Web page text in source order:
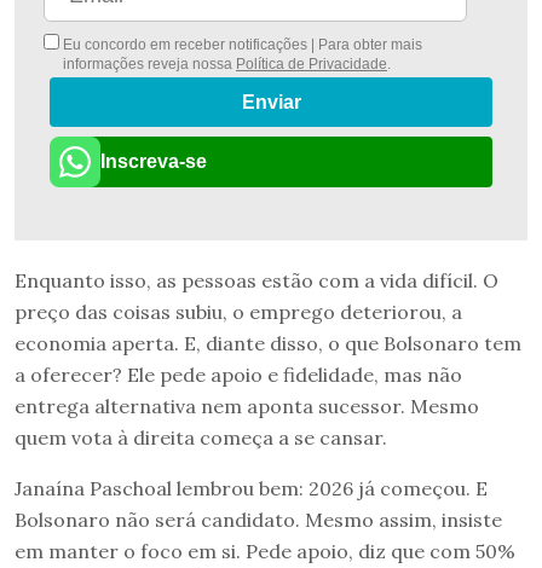
Eu concordo em receber notificações | Para obter mais
informações reveja nossa Política de Privacidade
Enviar
Inscreva-se
Enquanto isso, as pessoas estão com a vida difícil. O
preço das coisas subiu, o emprego deteriorou, a
economia aperta. E, diante disso, o que Bolsonaro tem
a oferecer? Ele pede apoio e fidelidade, mas não
entrega alternativa nem aponta sucessor. Mesmo
quem vota à direita começa a se cansar.
Janaína Paschoal lembrou bem: 2026 já começou. E
Bolsonaro não será candidato. Mesmo assim, insiste
em manter o foco em si. Pede apoio, diz que com 50%